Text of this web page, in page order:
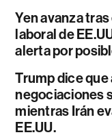
Yen avanza
laboral de
alerta por
Trump dice que
negociaciones
mientras Irán
EE.UU.